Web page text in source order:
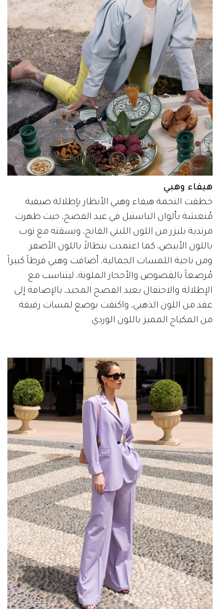
هيفاء وهبي
خطفت النجمة هيفاء وهبي الأنظار بإطلالة صيفية
مُنعشة بألوان الباستيل في عيد الفصح، حيث ظهرت
مرتدية بليزر من اللون اللبني الفاتح، ونسقته مع توب
باللون الأبيض، كما اعتمدت بنطالاً باللون الأصفر.
ومن ناحية اللمسات الجمالية، أضافت وهبي قرطاً كبيراً
مُرصعاً بالفصوص والأحجار الملونة، ليتناسب مع
الإطلالة والاحتفال بعيد الفصح المجيد، بالإضافة إلى
عقد من اللون الذهبي، واكتفت بوضع لمسات رقيقة
من المكياج المميز باللون الوردي.